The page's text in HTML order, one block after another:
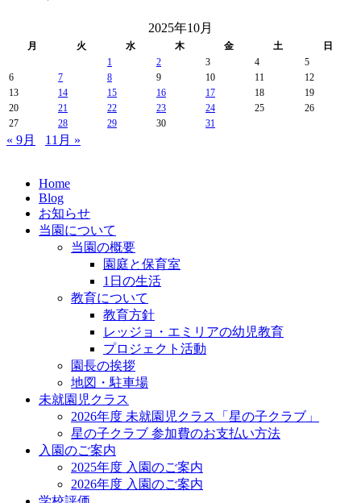
2025年10月
月 火 水 木 金 土
日
1
2 3 4
5
6
7 8 9 10 11
12
13
14 15 16 17 18
19
20
21 22 23 24 25
26
27
28 29 30 31
« 9月 11月 »
Home
Blog
お知らせ
当園について
当園の概要
園庭と保育室
1日の生活
教育について
教育方針
レッジョ・エミリアの幼児教育
プロジェクト活動
園長の挨拶
地図・駐車場
未就園児クラス
2026年度 未就園児クラス「星の子クラブ」
星の子クラブ 参加費のお支払い方法
入園のご案内
2025年度 入園のご案内
2026年度 入園のご案内